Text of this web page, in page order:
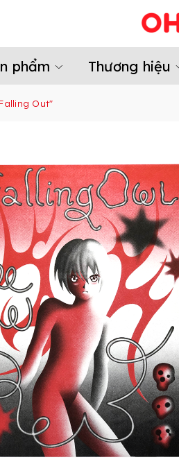
phẩm Thương hiệu
Out"